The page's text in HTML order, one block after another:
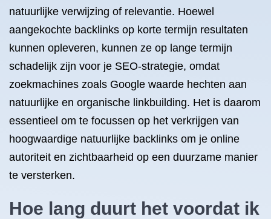
natuurlijke verwijzing of relevantie. Hoewel
aangekochte backlinks op korte termijn resultaten
kunnen opleveren, kunnen ze op lange termijn
schadelijk zijn voor je SEO-strategie, omdat
zoekmachines zoals Google waarde hechten aan
natuurlijke en organische linkbuilding. Het is daarom
essentieel om te focussen op het verkrijgen van
hoogwaardige natuurlijke backlinks om je online
autoriteit en zichtbaarheid op een duurzame manier
te versterken.
Hoe lang duurt het voordat ik